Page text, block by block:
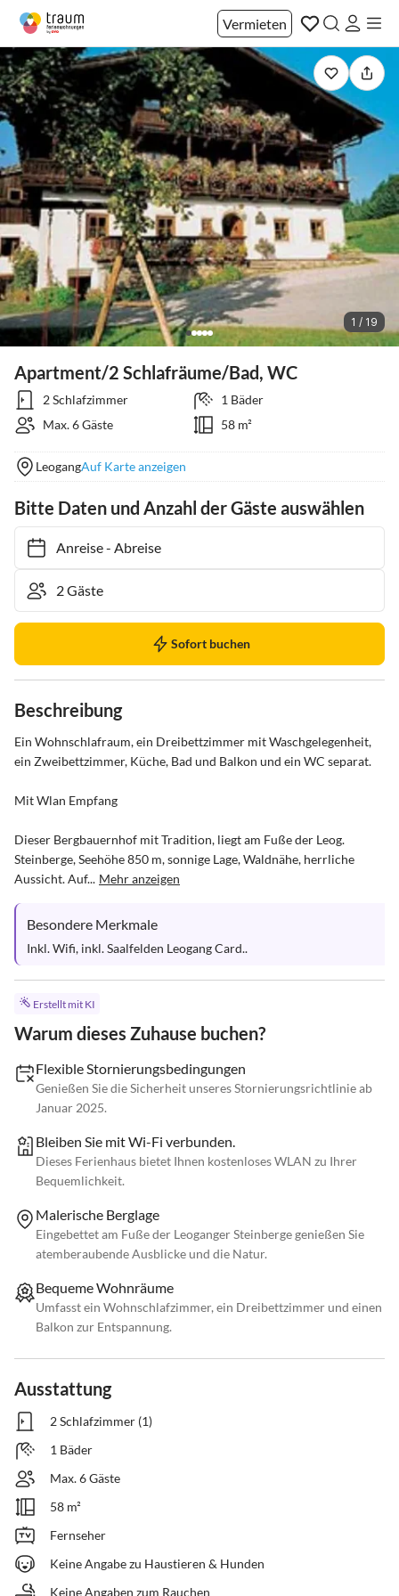
Vermieten
1 / 19
Apartment/2 Schlafräume/Bad, WC
2 Schlafzimmer
1 Bäder
Max. 6 Gäste
58 m²
LeogangAuf Karte anzeigen
Bitte Daten und Anzahl der Gäste auswählen
Anreise- Abreise
Sofort buchen
Beschreibung
Ein Wohnschlafraum, ein Dreibettzimmer mit Waschgelegenheit,
ein Zweibettzimmer, Küche, Bad und Balkon und ein WC separat.
Mit Wlan Empfang
Dieser Bergbauernhof mit Tradition, liegt am Fuße der Leog.
Steinberge, Seehöhe 850 m, sonnige Lage, Waldnähe, herrliche
Aussicht. Auf... Mehr anzeigen
Besondere Merkmale
Inkl. Wifi, inkl. Saalfelden Leogang Card..
Erstellt mit KI
Warum dieses Zuhause buchen?
Flexible Stornierungsbedingungen
Genießen Sie die Sicherheit unseres Stornierungsrichtlinie ab
Januar 2025.
Bleiben Sie mit Wi-Fi verbunden.
Dieses Ferienhaus bietet Ihnen kostenloses WLAN zu Ihrer
Bequemlichkeit.
Malerische Berglage
Eingebettet am Fuße der Leoganger Steinberge genießen Sie
atemberaubende Ausblicke und die Natur.
Bequeme Wohnräume
Umfasst ein Wohnschlafzimmer, ein Dreibettzimmer und einen
Balkon zur Entspannung.
Ausstattung
2 Schlafzimmer (1)
1 Bäder
Max. 6 Gäste
58 m²
Fernseher
Keine Angabe zu Haustieren & Hunden
Keine Angaben zum Rauchen